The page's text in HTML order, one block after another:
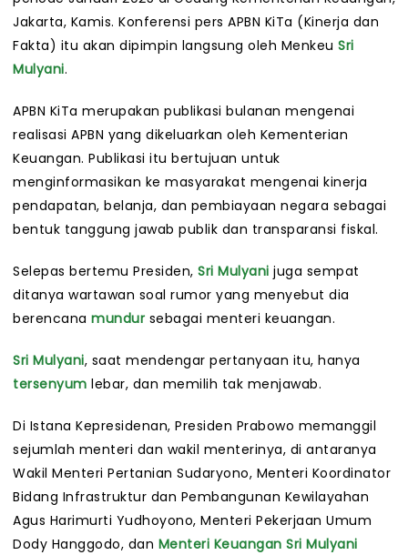
Jakarta, Kamis. Konferensi pers APBN KiTa (Kinerja dan
Fakta) itu akan dipimpin langsung oleh Menkeu Sri
Mulyani.
APBN KiTa merupakan publikasi bulanan mengenai
realisasi APBN yang dikeluarkan oleh Kementerian
Keuangan. Publikasi itu bertujuan untuk
menginformasikan ke masyarakat mengenai kinerja
pendapatan, belanja, dan pembiayaan negara sebagai
bentuk tanggung jawab publik dan transparansi fiskal.
Selepas bertemu Presiden, Sri Mulyani juga sempat
ditanya wartawan soal rumor yang menyebut dia
berencana mundur sebagai menteri keuangan.
Sri Mulyani, saat mendengar pertanyaan itu, hanya
tersenyum lebar, dan memilih tak menjawab.
Di Istana Kepresidenan, Presiden Prabowo memanggil
sejumlah menteri dan wakil menterinya, di antaranya
Wakil Menteri Pertanian Sudaryono, Menteri Koordinator
Bidang Infrastruktur dan Pembangunan Kewilayahan
Agus Harimurti Yudhoyono, Menteri Pekerjaan Umum
Dody Hanggodo, dan Menteri Keuangan Sri Mulyani